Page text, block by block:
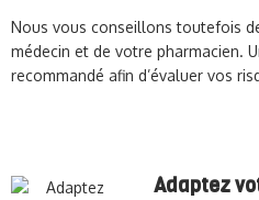
Nous vous conseillons toutefois
médecin et de votre pharmacien.
recommandé afin d’évaluer vos
Adaptez